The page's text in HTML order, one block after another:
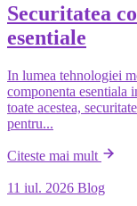
Securitatea
esentiale
In lumea tehnologiei
componenta esentiala
toate acestea,
pentru...
Citeste mai mult
11 iul. 2026 Blog